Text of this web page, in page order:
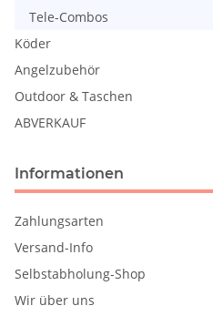
Tele-Combos
Köder
Angelzubehör
Outdoor & Taschen
ABVERKAUF
Informationen
Zahlungsarten
Versand-Info
Selbstabholung-Shop
Wir über uns